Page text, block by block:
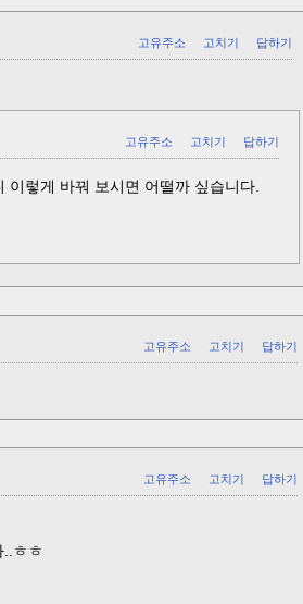
고유주소 고치기 답하기
고유주소 고치기 답하기
렇게 바꿔 보시면 어떨까 싶습니다.
고유주소 고치기 답하기
고유주소 고치기 답하기
ㅎㅎ